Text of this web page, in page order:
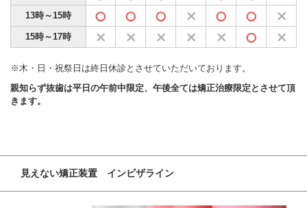
13時～15時
15時～17時
※木・日・祝祭日は終日休診とさせていただいております。
親知らず抜歯は平日の午前中限定、午後全ては矯正治療限定とさせて頂
きます。
見えない矯正装置 インビザライン